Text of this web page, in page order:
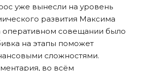
уже вынесли на уровень
развития Максима
оперативном совещании было
на этапы поможет
сложностями.
во всём